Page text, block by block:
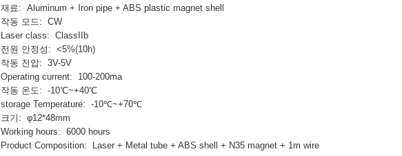
재료: Aluminum + Iron pipe + ABS plastic magnet shell
작동 모드: CW
Laser class: ClassIIb
전원 안정성: <5%(10h)
작동 전압: 3V-5V
Operating current: 100-200ma
작동 온도: -10℃~+40℃
storage Temperature: -10℃~+70℃
크기: φ12*48mm
Working hours: 6000 hours
Product Composition: Laser + Metal tube + ABS shell + N35 magnet + 1m wire